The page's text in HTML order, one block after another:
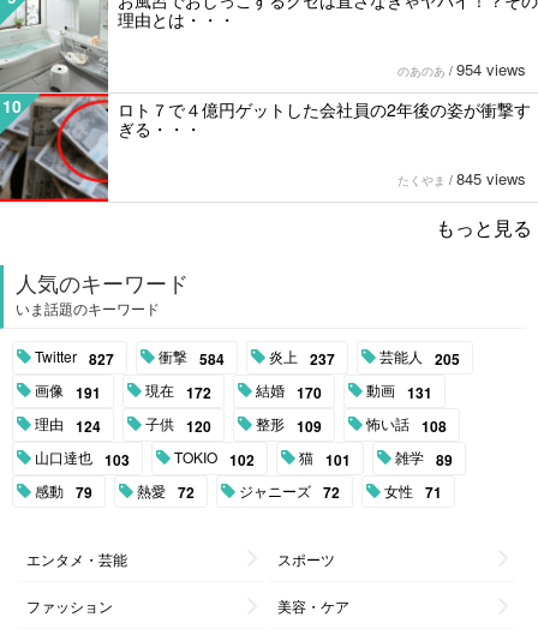
理由とは・・・
のあのあ / 954 views
10
ロト７で４億円ゲットした会社員の2年後の姿が衝撃す
ぎる・・・
たくやま / 845 views
もっと見る
人気のキーワード
いま話題のキーワード
Twitter 827 衝撃 584 炎上 237 芸能人 205
画像 191 現在 172 結婚 170 動画 131
理由 124 子供 120 整形 109 怖い話 108
山口達也 103 TOKIO 102 猫 101 雑学 89
感動 79 熱愛 72 ジャニーズ 72 女性 71
エンタメ・芸能 スポーツ
ファッション 美容・ケア